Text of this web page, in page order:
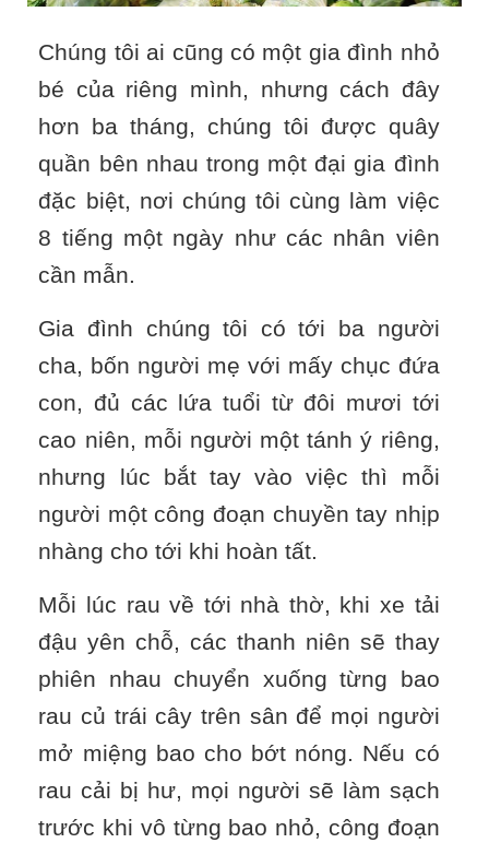
Chúng tôi ai cũng có một gia đình nhỏ
bé của riêng mình, nhưng cách đây
hơn ba tháng, chúng tôi được quây
quần bên nhau trong một đại gia đình
đặc biệt, nơi chúng tôi cùng làm việc
8 tiếng một ngày như các nhân viên
cần mẫn.
Gia đình chúng tôi có tới ba người
cha, bốn người mẹ với mấy chục đứa
con, đủ các lứa tuổi từ đôi mươi tới
cao niên, mỗi người một tánh ý riêng,
nhưng lúc bắt tay vào việc thì mỗi
người một công đoạn chuyền tay nhịp
nhàng cho tới khi hoàn tất.
Mỗi lúc rau về tới nhà thờ, khi xe tải
đậu yên chỗ, các thanh niên sẽ thay
phiên nhau chuyển xuống từng bao
rau củ trái cây trên sân để mọi người
mở miệng bao cho bớt nóng. Nếu có
rau cải bị hư, mọi người sẽ làm sạch
trước khi vô từng bao nhỏ, công đoạn